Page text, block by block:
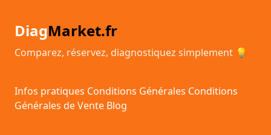
DiagMarket.fr
Comparez, réservez, diagnostiquez simplement 💡
Infos pratiques Conditions Générales Conditions
Générales de Vente Blog